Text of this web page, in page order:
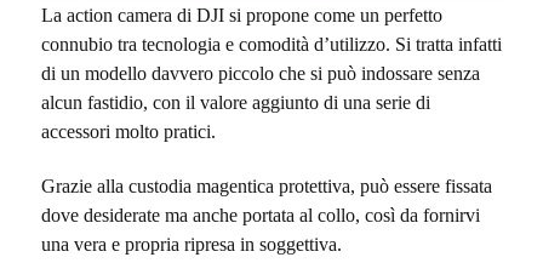
La action camera di DJI si propone come un perfetto
connubio tra tecnologia e comodità d’utilizzo. Si tratta infatti
di un modello davvero piccolo che si può indossare senza
alcun fastidio, con il valore aggiunto di una serie di
accessori molto pratici.
Grazie alla custodia magentica protettiva, può essere fissata
dove desiderate ma anche portata al collo, così da fornirvi
una vera e propria ripresa in soggettiva.